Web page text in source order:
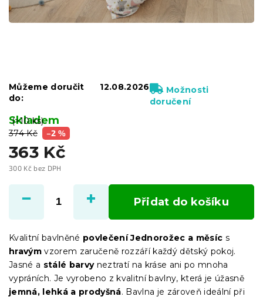
374 Kč –2 %
363 Kč
300 Kč bez DPH
cena:
Skladem
(>10 ks)
Můžeme doručit
do:
12.08.2026
Možnosti
doručení
Přidat do košíku
Kvalitní bavlněné povlečení Jednorožec a měsíc s
hravýmvzorem zaručeně rozzáří každý dětský pokoj.
Jasné a stálé barvyneztratí na kráse ani po mnoha
vypráních. Je vyrobeno z kvalitní bavlny, která je úžasně
jemná, lehká a prodyšná. Bavlna je zároveň ideální při